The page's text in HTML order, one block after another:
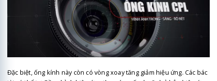
Đặc biệt, ống kính này còn có vòng xoay tăng giảm hiệu ứng. Các bác